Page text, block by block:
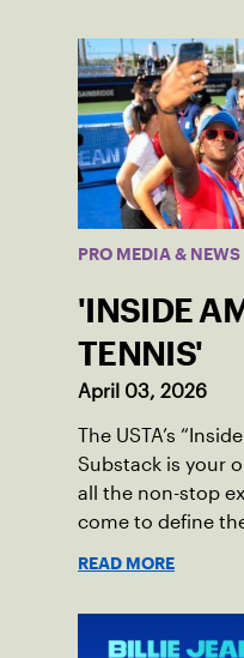
PRO MEDIA & NEWS
'INSIDE
TENNIS'
April 03, 2026
The USTA’s
Substack is your
all the non-stop
come to define
READ MORE